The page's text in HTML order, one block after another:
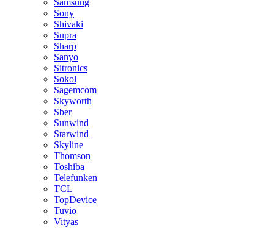
Samsung
Sony
Shivaki
Supra
Sharp
Sanyo
Sitronics
Sokol
Sagemcom
Skyworth
Sber
Sunwind
Starwind
Skyline
Thomson
Toshiba
Telefunken
TCL
TopDevice
Tuvio
Vityas